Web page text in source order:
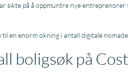
sikte på å oppmuntre nye
en enorm økning i antall digitale
boligsøk på